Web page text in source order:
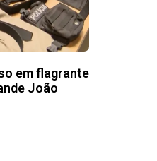
em flagrante
João